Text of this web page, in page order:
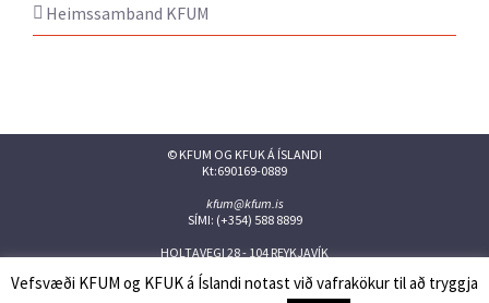
Heimssamband KFUM
© KFUM OG KFUK Á ÍSLANDI
Kt:690169-0889
kfum@kfum.is
SÍMI: (+354) 588 8899
HOLTAVEGI 28 - 104 REYKJAVÍK
Vefsvæði KFUM og KFUK á Íslandi notast við vafrakökur til að tryggja